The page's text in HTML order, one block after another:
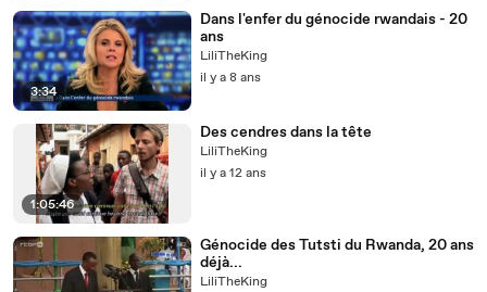
3:34
Dans l'enfer du génocide rwandais - 20
ans
LiliTheKing
il y a 8 ans
1:05:46
Des cendres dans la tête
LiliTheKing
il y a 12 ans
Génocide des Tutsti du Rwanda, 20 ans
déjà...
LiliTheKing